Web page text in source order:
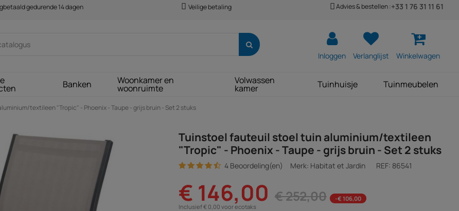
gedurende 14 dagen Veilige betaling Advies & bestellen :+33 1 76 31 11 61
Inloggen Verlanglijst Winkelwagen
Banken Woonkamer en
woonruimte
Volwassen
kamer Tuinhuisje Tuinmeubelen
textileen "Tropic" - Phoenix - Taupe - grijs bruin - Set 2 stuks
Tuinstoel fauteuil stoel tuin aluminium/textileen
"Tropic" - Phoenix - Taupe - grijs bruin - Set 2 stuks
4 Beoordeling(en) Merk: Habitat et Jardin REF: 86541
€ 146,00 € 252,00
-€ 106,00
Inclusief € 0,00 voor ecotaks